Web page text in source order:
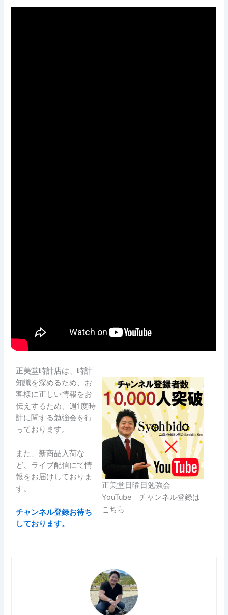
正美堂時計店は、時計
知識を深めるため、お
客様に正しい情報をお
伝えするため、週1度時
計に関する勉強会を行
っております。
また、新商品入荷な
ど、ライブ配信にて情
報をお届けしておりま
す。
チャンネル登録お待ち
しております。
正美堂日曜日勉強会
YouTube チャンネル登録は
こちら